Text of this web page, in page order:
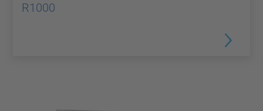
R1000